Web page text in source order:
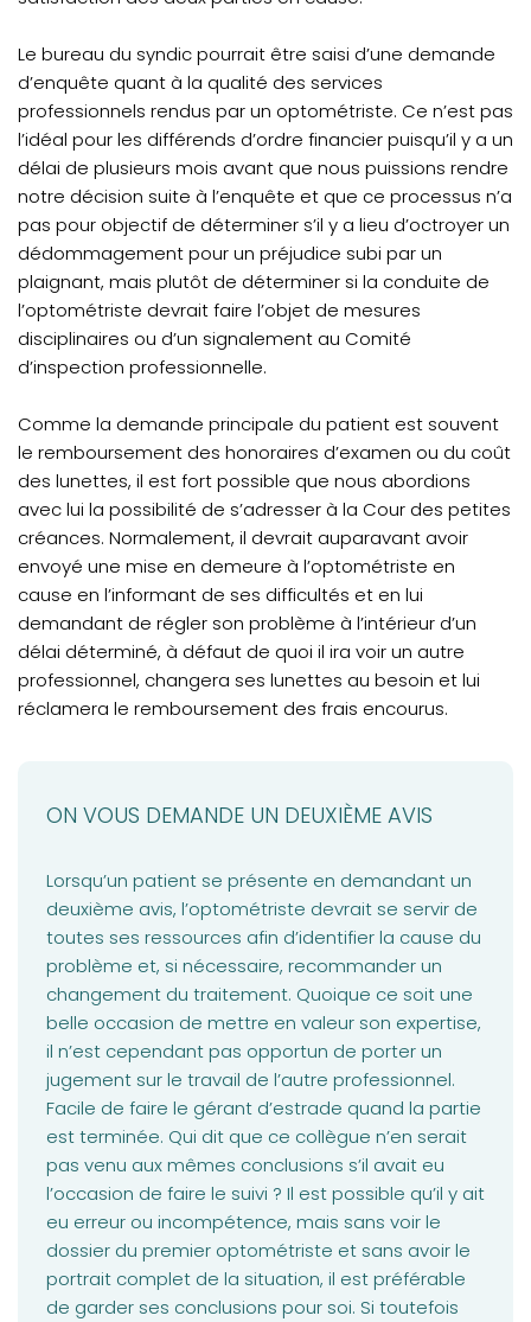
Le bureau du syndic pourrait être saisi d’une demande
d’enquête quant à la qualité des services
professionnels rendus par un optométriste. Ce n’est pas
l’idéal pour les différends d’ordre financier puisqu’il y a un
délai de plusieurs mois avant que nous puissions rendre
notre décision suite à l’enquête et que ce processus n’a
pas pour objectif de déterminer s’il y a lieu d’octroyer un
dédommagement pour un préjudice subi par un
plaignant, mais plutôt de déterminer si la conduite de
l’optométriste devrait faire l’objet de mesures
disciplinaires ou d’un signalement au Comité
d’inspection professionnelle.
Comme la demande principale du patient est souvent
le remboursement des honoraires d’examen ou du coût
des lunettes, il est fort possible que nous abordions
avec lui la possibilité de s’adresser à la Cour des petites
créances. Normalement, il devrait auparavant avoir
envoyé une mise en demeure à l’optométriste en
cause en l’informant de ses difficultés et en lui
demandant de régler son problème à l’intérieur d’un
délai déterminé, à défaut de quoi il ira voir un autre
professionnel, changera ses lunettes au besoin et lui
réclamera le remboursement des frais encourus.
ON VOUS DEMANDE UN DEUXIÈME AVIS
Lorsqu’un patient se présente en demandant un
deuxième avis, l’optométriste devrait se servir de
toutes ses ressources afin d’identifier la cause du
problème et, si nécessaire, recommander un
changement du traitement. Quoique ce soit une
belle occasion de mettre en valeur son expertise,
il n’est cependant pas opportun de porter un
jugement sur le travail de l’autre professionnel.
Facile de faire le gérant d’estrade quand la partie
est terminée. Qui dit que ce collègue n’en serait
pas venu aux mêmes conclusions s’il avait eu
l’occasion de faire le suivi ? Il est possible qu’il y ait
eu erreur ou incompétence, mais sans voir le
dossier du premier optométriste et sans avoir le
portrait complet de la situation, il est préférable
de garder ses conclusions pour soi. Si toutefois